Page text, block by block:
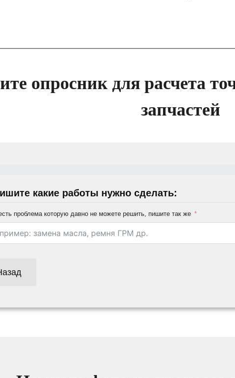
опросник для расчета
запчастей
какие работы нужно сделать:
проблема которую давно не можете решить, пишите так же